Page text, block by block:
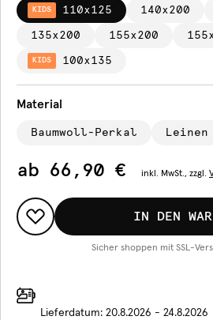
KIDS 110x125 140x200
135x200 155x200
KIDS 100x135
Material
Baumwoll-Perkal Leinen
ab 66,90 € inkl. MwSt., zzgl.
IN DEN
Sicher shoppen mit SSL-
Lieferdatum: 20.8.2026 - 24.8.2026